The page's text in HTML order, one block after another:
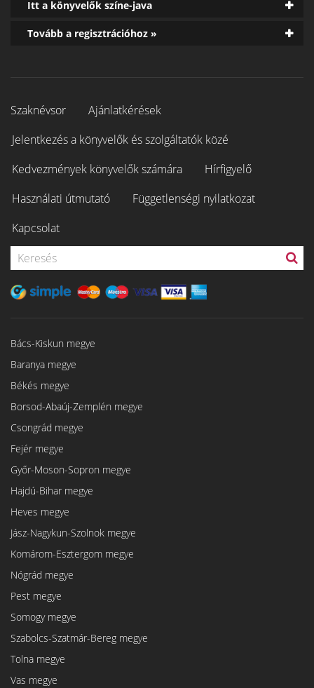
Itt a könyvelők színe-java
Tovább a regisztrációhoz »
Szaknévsor
Ajánlatkérések
Jelentkezés a könyvelők és szolgáltatók közé
Kedvezmények könyvelők számára
Hírfigyelő
Használati útmutató
Függetlenségi nyilatkozat
Kapcsolat
Bács-Kiskun megye
Baranya megye
Békés megye
Borsod-Abaúj-Zemplén megye
Csongrád megye
Fejér megye
Győr-Moson-Sopron megye
Hajdú-Bihar megye
Heves megye
Jász-Nagykun-Szolnok megye
Komárom-Esztergom megye
Nógrád megye
Pest megye
Somogy megye
Szabolcs-Szatmár-Bereg megye
Tolna megye
Vas megye